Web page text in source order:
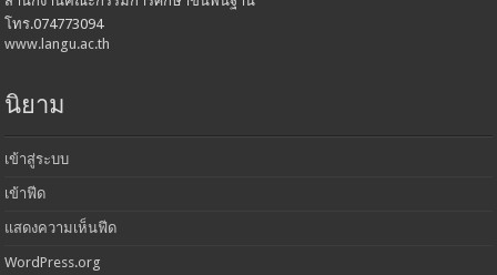
โทร.074773094
www.langu.ac.th
นิยาม
เข้าสู่ระบบ
เข้าฟีด
แสดงความเห็นฟีด
WordPress.org